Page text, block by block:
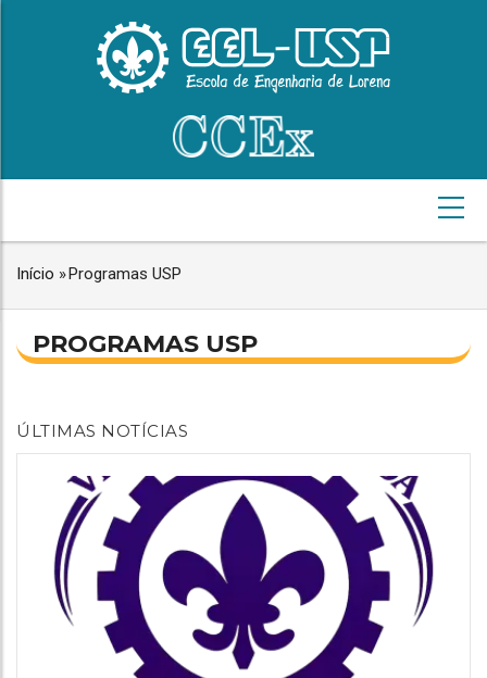
TRILHA
DE
NAVEGAÇÃO
Início »Programas USP
PROGRAMAS USP
ÚLTIMAS NOTÍCIAS